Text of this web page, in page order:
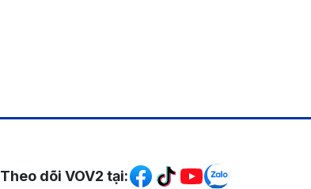
Mạng xã hội
Theo dõi VOV2 tại: